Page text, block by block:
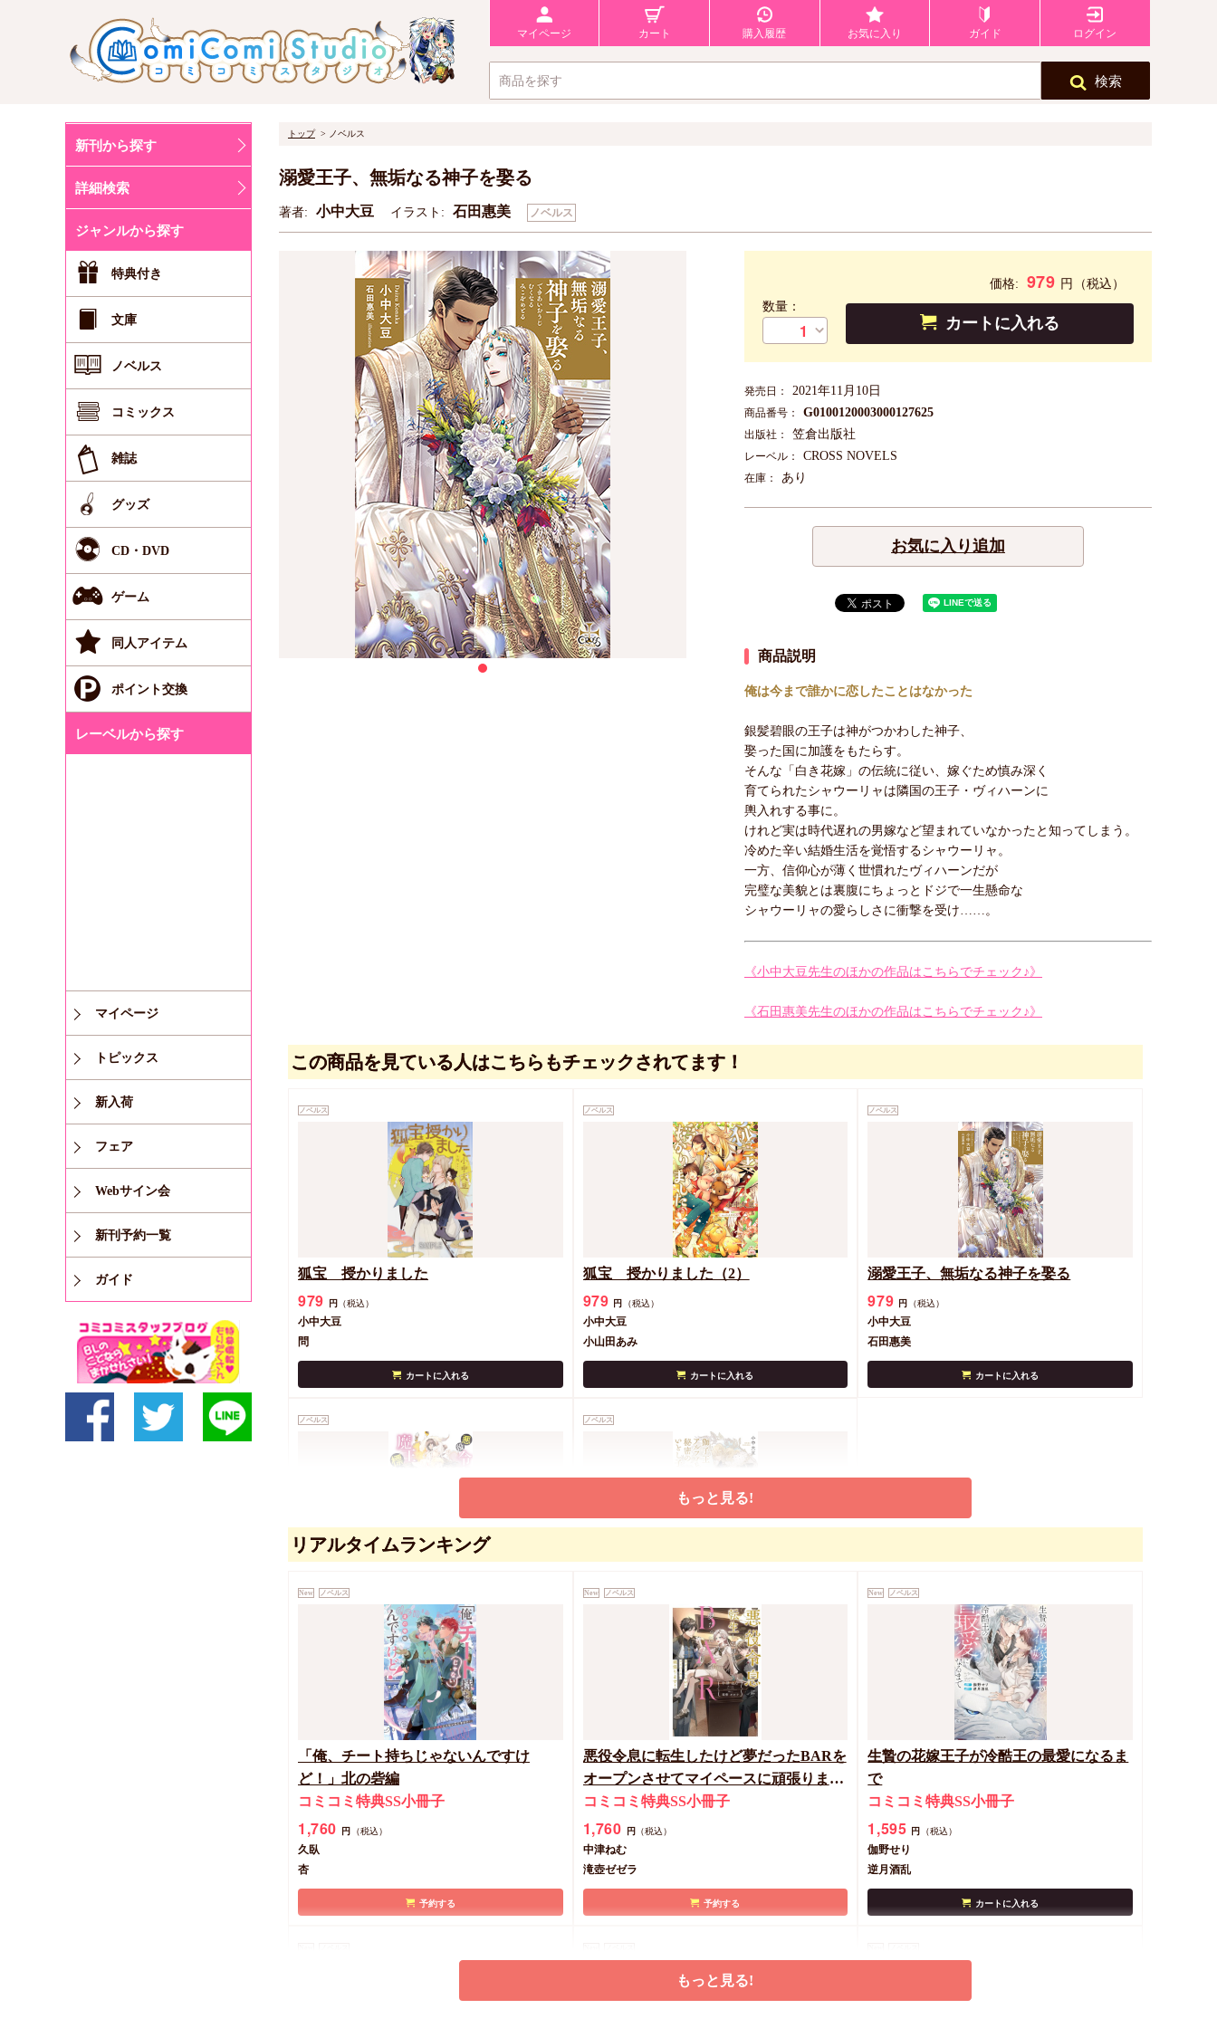
マイページ カート 購入履歴 お気に入り ガイド ログイン
検索
新刊から探す
詳細検索
ジャンルから探す
特典付き
文庫
ノベルス
コミックス
雑誌
グッズ
CD・DVD
ゲーム
同人アイテム
ポイント交換
レーベルから探す
マイページ
トピックス
新入荷
フェア
Webサイン会
新刊予約一覧
ガイド
トップ ノベルス
溺愛王子、無垢なる神子を娶る
著者: 小中大豆 イラスト: 石田惠美 ノベルス
価格: 979 円
（税込）
数量：
カートに入れる
発売日： 2021年11月10日
商品番号： G0100120003000127625
出版社： 笠倉出版社
レーベル： CROSS NOVELS
在庫： あり
お気に入り追加
商品説明
俺は今まで誰かに恋したことはなかった
銀髪碧眼の王子は神がつかわした神子、
娶った国に加護をもたらす。
そんな「白き花嫁」の伝統に従い、嫁ぐため慎み深く
育てられたシャウーリャは隣国の王子・ヴィハーンに
輿入れする事に。
けれど実は時代遅れの男嫁など望まれていなかったと知ってしまう。
冷めた辛い結婚生活を覚悟するシャウーリャ。
一方、信仰心が薄く世慣れたヴィハーンだが
完璧な美貌とは裏腹にちょっとドジで一生懸命な
シャウーリャの愛らしさに衝撃を受け……。
《小中大豆先生のほかの作品はこちらでチェック♪》
《石田惠美先生のほかの作品はこちらでチェック♪》
この商品を見ている人はこちらもチェックされてます！
ノベルス
狐宝 授かりました
979 円 （税込）
小中大豆
問
カートに入れる
ノベルス
狐宝 授かりました（2）
979 円 （税込）
小中大豆
小山田あみ
カートに入れる
ノベルス
溺愛王子、無垢なる神子を娶る
979 円 （税込）
小中大豆
石田惠美
カートに入れる
ノベルス
カートに入れる
ノベルス
カートに入れる
もっと見る!
リアルタイムランキング
New ノベルス
「俺、チート持ちじゃないんですけ
ど！」北の砦編
コミコミ特典SS小冊子
1,760 円 （税込）
久臥
杏
予約する
New ノベルス
悪役令息に転生したけど夢だったBARを
オープンさせてマイペースに頑張りま
す！
コミコミ特典SS小冊子
1,760 円 （税込）
中津ねむ
滝壺ゼゼラ
予約する
New ノベルス
生贄の花嫁王子が冷酷王の最愛になるま
で
コミコミ特典SS小冊子
1,595 円 （税込）
伽野せり
逆月酒乱
カートに入れる
もっと見る!